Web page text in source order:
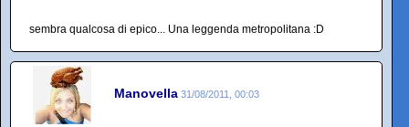
sembra qualcosa di epico... Una leggenda metropolitana :D
Manovella 31/08/2011, 00:03